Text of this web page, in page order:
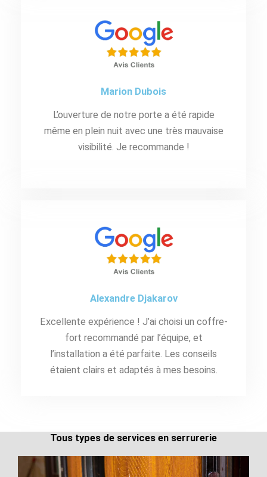
Marion Dubois
L’ouverture de notre porte a été rapide
même en plein nuit avec une très mauvaise
visibilité. Je recommande !
Alexandre Djakarov
Excellente expérience ! J’ai choisi un coffre-
fort recommandé par l’équipe, et
l’installation a été parfaite. Les conseils
étaient clairs et adaptés à mes besoins.
Tous types de services en serrurerie